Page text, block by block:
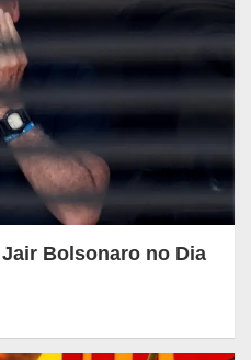
Bolsonaro no Dia